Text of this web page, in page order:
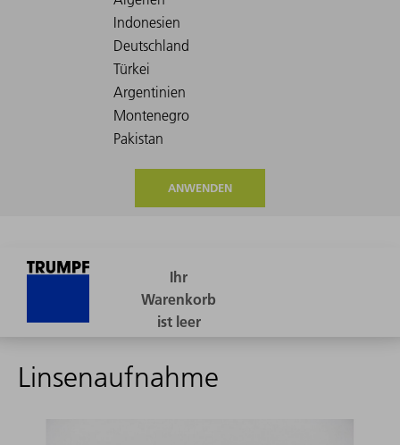
ANWENDEN
Linsenaufnahme